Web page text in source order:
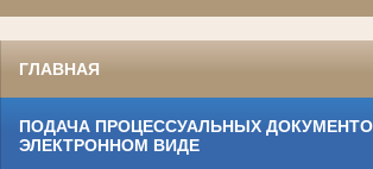
ГЛАВНАЯ
ПОДАЧА ПРОЦЕССУАЛЬНЫХ
ЭЛЕКТРОННОМ ВИДЕ